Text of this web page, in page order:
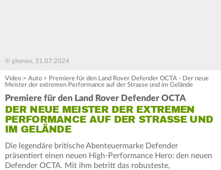
© glomex, 31.07.2024
Video > Auto > Premiere für den Land Rover Defender OCTA - Der neue
Meister der extremen Performance auf der Strasse und im Gelände
Premiere für den Land Rover Defender OCTA
DER NEUE MEISTER DER EXTREMEN
PERFORMANCE AUF DER STRASSE UND
IM GELÄNDE
Die legendäre britische Abenteuermarke Defender
präsentiert einen neuen High‑Performance Hero: den neuen
Defender OCTA. Mit ihm betritt das robusteste,